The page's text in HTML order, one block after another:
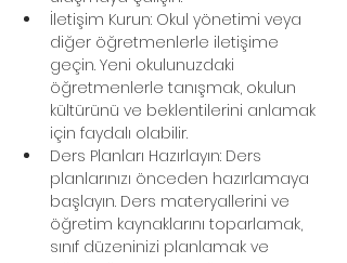
İletişim Kurun: Okul yönetimi veya
diğer öğretmenlerle iletişime
geçin. Yeni okulunuzdaki
öğretmenlerle tanışmak, okulun
kültürünü ve beklentilerini anlamak
için faydalı olabilir.
Ders Planları Hazırlayın: Ders
planlarınızı önceden hazırlamaya
başlayın. Ders materyallerini ve
öğretim kaynaklarını toparlamak,
sınıf düzeninizi planlamak ve